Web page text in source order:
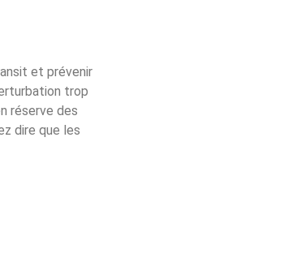
et prévenir
trop
réserve des
dire que les